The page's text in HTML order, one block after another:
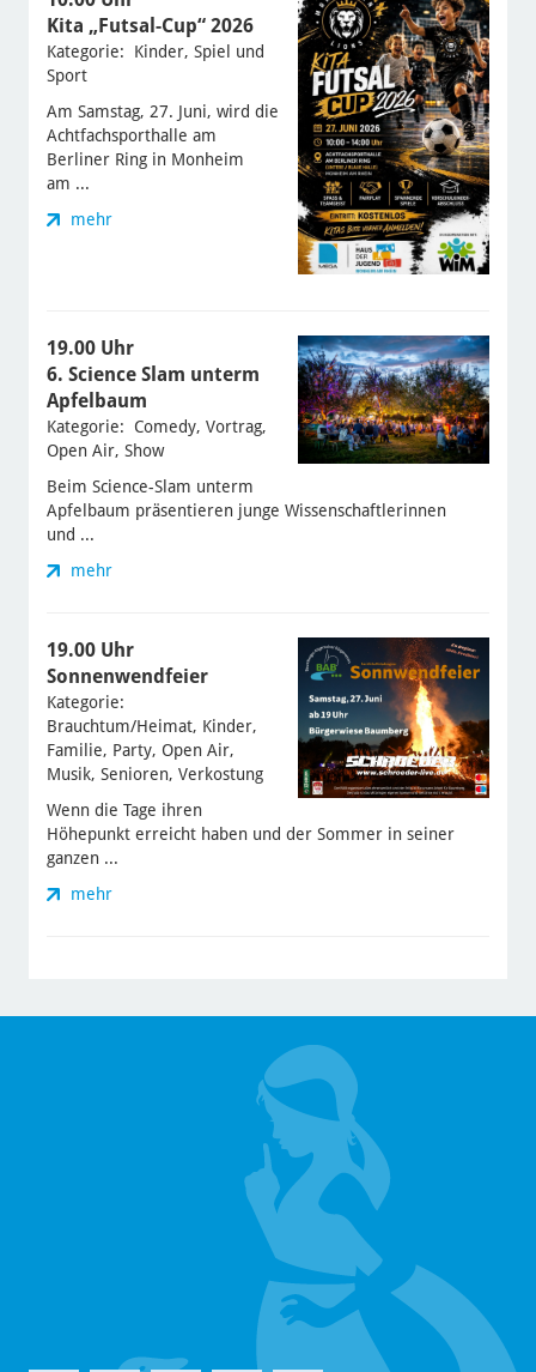
Kita „Futsal-Cup“ 2026
Kategorie: Kinder, Spiel und
Sport
Am Samstag, 27. Juni, wird die
Achtfachsporthalle am
Berliner Ring in Monheim
am ...
mehr
19.00 Uhr
6. Science Slam unterm
Apfelbaum
Kategorie: Comedy, Vortrag,
Open Air, Show
Beim Science-Slam unterm
Apfelbaum präsentieren junge Wissenschaftlerinnen
und ...
mehr
19.00 Uhr
Sonnenwendfeier
Kategorie:
Brauchtum/Heimat, Kinder,
Familie, Party, Open Air,
Musik, Senioren, Verkostung
Wenn die Tage ihren
Höhepunkt erreicht haben und der Sommer in seiner
ganzen ...
mehr